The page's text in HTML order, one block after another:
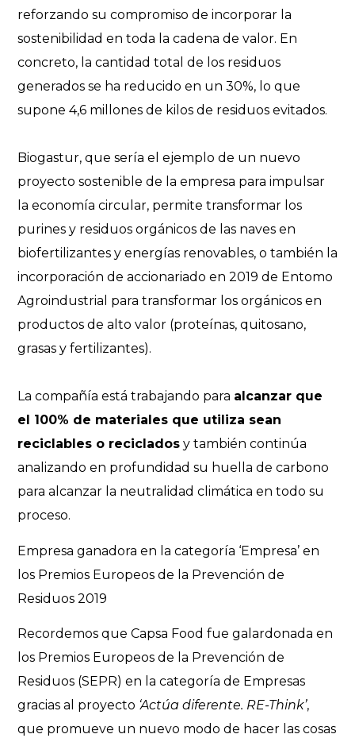
reforzando su compromiso de incorporar la
sostenibilidad en toda la cadena de valor. En
concreto, la cantidad total de los residuos
generados se ha reducido en un 30%, lo que
supone 4,6 millones de kilos de residuos evitados.
Biogastur, que sería el ejemplo de un nuevo
proyecto sostenible de la empresa para impulsar
la economía circular, permite transformar los
purines y residuos orgánicos de las naves en
biofertilizantes y energías renovables, o también la
incorporación de accionariado en 2019 de Entomo
Agroindustrial para transformar los orgánicos en
productos de alto valor (proteínas, quitosano,
grasas y fertilizantes).
La compañía está trabajando para alcanzar que
el 100% de materiales que utiliza sean
reciclables o reciclados y también continúa
analizando en profundidad su huella de carbono
para alcanzar la neutralidad climática en todo su
proceso.
Empresa ganadora en la categoría ‘Empresa’ en
los Premios Europeos de la Prevención de
Residuos 2019
Recordemos que Capsa Food fue galardonada en
los Premios Europeos de la Prevención de
Residuos (SEPR) en la categoría de Empresas
gracias al proyecto ‘Actúa diferente. RE-Think’,
que promueve un nuevo modo de hacer las cosas